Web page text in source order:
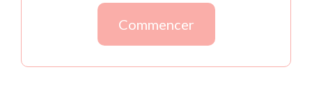
Commencer